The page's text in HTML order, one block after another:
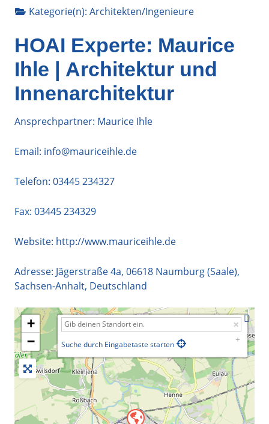
Kategorie(n): Architekten/Ingenieure
HOAI Experte: Maurice
Ihle | Architektur und
Innenarchitektur
Ansprechpartner: Maurice Ihle
Email: info@mauriceihle.de
Telefon: 03445 234327
Fax: 03445 234329
Website: http://www.mauriceihle.de
Adresse: Jägerstraße 4a, 06618 Naumburg (Saale),
Sachsen-Anhalt, Deutschland
+
−
Suche durch Eingabetaste starten